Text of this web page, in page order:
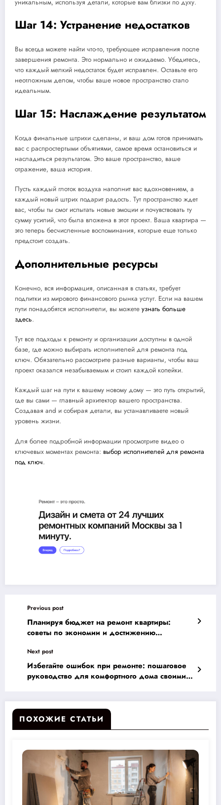
уникальным, используя детали, которые вам близки по духу.
Шаг 14: Устранение недостатков
Вы всегда можете найти что-то, требующее исправления после
завершения ремонта. Это нормально и ожидаемо. Убедитесь,
что каждый мелкий недостаток будет исправлен. Оставьте его
неотложным делом, чтобы ваше новое пространство стало
идеальным.
Шаг 15: Наслаждение результатом
Когда финальные штрихи сделаны, и ваш дом готов принимать
вас с распростертыми объятиями, самое время остановиться и
насладиться результатом. Это ваше пространство, ваше
отражение, ваша история.
Пусть каждый глоток воздуха наполнит вас вдохновением, а
каждый новый штрих подарит радость. Тут пространство ждет
вас, чтобы ты смог испытать новые эмоции и почувствовать ту
сумму усилий, что была вложена в этот проект. Ваша квартира —
это теперь бесчисленные воспоминания, которые еще только
предстоит создать.
Дополнительные ресурсы
Конечно, вся информация, описанная в статьях, требует
подпитки из мирового финансового рынка услуг. Если на вашем
пути понадобятся исполнители, вы можете узнать больше
здесь.
Тут все подходы к ремонту и организации доступны в одной
базе, где можно выбирать исполнителей для ремонта под
ключ. Обязательно рассмотрите разные варианты, чтобы ваш
проект оказался незабываемым и стоил каждой копейки.
Каждый шаг на пути к вашему новому дому — это путь открытий,
где вы сами — главный архитектор вашего пространства.
Создавая and и собирая детали, вы устанавливаете новый
уровень жизни.
Для более подробной информации просмотрите видео о
ключевых моментах ремонта: выбор исполнителей для ремонта
под ключ.
Previous post
Планируя бюджет на ремонт квартиры:
советы по экономии и достижению
Next post
Избегайте ошибок при ремонте: пошаговое
руководство для комфортного дома своими
ПОХОЖИЕ СТАТЬИ